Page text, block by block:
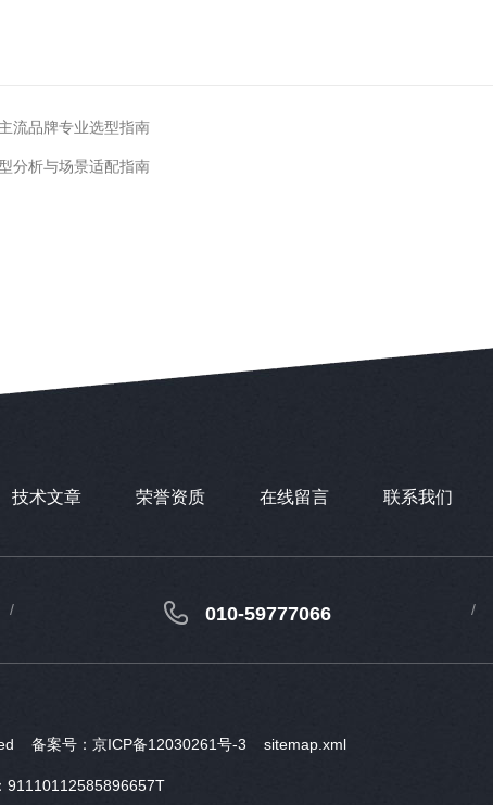
流品牌专业选型指南
分析与场景适配指南
技术文章 荣誉资质 在线留言 联系我们
010-59777066
备案号：京ICP备12030261号-3 sitemap.xml
91110112585896657T